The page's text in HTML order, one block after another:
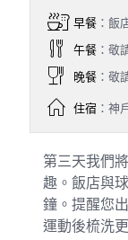
早餐：飯
午餐：敬
晚餐：敬
住宿：神
第三天我們
趣。飯店與
鐘。提醒您
運動後梳洗